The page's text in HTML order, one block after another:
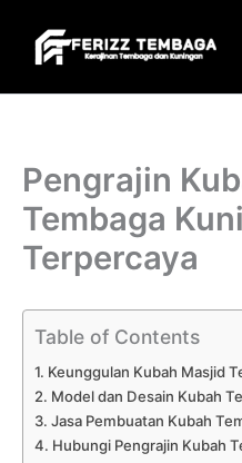
content
Pengrajin
Tembaga
Terpercaya
Table of Contents
Keunggulan Kubah Masjid
Model dan Desain Kubah
Jasa Pembuatan Kubah
Hubungi Pengrajin Kubah